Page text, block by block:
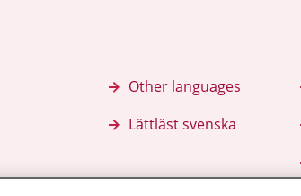
Other languages
Lättläst svenska